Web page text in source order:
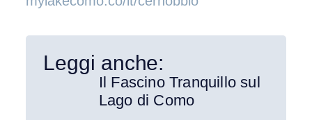
Leggi anche:
Il Fascino Tranquillo sul
Lago di Como